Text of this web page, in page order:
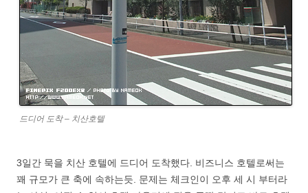
드디어 도착 – 치산호텔
3일간 묵을 치산 호텔에 드디어 도착했다. 비즈니스 호텔로써는
꽤 규모가 큰 축에 속하는듯. 문제는 체크인이 오후 세 시 부터라